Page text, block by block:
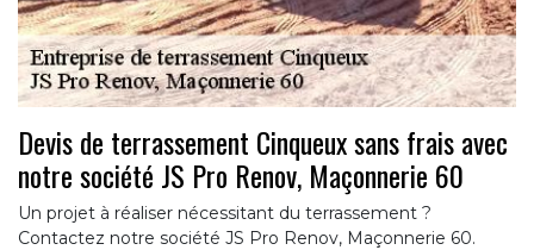
Devis de terrassement Cinqueux sans frais avec
notre société JS Pro Renov, Maçonnerie 60
Un projet à réaliser nécessitant du terrassement ?
Contactez notre société JS Pro Renov, Maçonnerie 60.